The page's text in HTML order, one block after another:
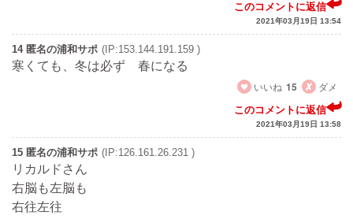
このコメントに返信
2021年03月19日 13:54
14 匿名の浦和サポ (IP:153.144.191.159 )
寒くても、冬は必ず 春になる
いいね 15 ダメ
このコメントに返信
2021年03月19日 13:58
15 匿名の浦和サポ (IP:126.161.26.231 )
リカルドさん
右脳も左脳も
右往左往